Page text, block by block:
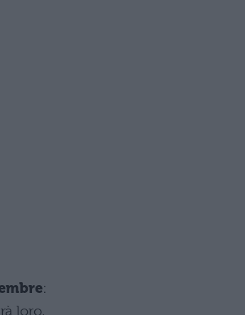
:
loro.